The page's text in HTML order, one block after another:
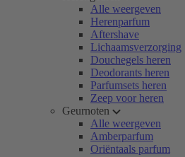
Alle weergeven
Herenparfum
Aftershave
Lichaamsverzorging
Douchegels heren
Deodorants heren
Parfumsets heren
Zeep voor heren
Geurnoten
Alle weergeven
Amberparfum
Oriëntaals parfum